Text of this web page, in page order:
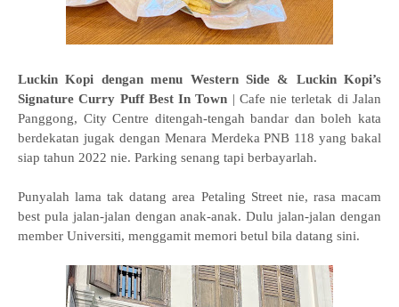
Luckin Kopi dengan menu Western Side & Luckin Kopi’s
Signature Curry Puff Best In Town | Cafe nie terletak di Jalan
Panggong, City Centre ditengah-tengah bandar dan boleh kata
berdekatan jugak dengan Menara Merdeka PNB 118 yang bakal
siap tahun 2022 nie. Parking senang tapi berbayarlah.
Punyalah lama tak datang area Petaling Street nie, rasa macam
best pula jalan-jalan dengan anak-anak. Dulu jalan-jalan dengan
member Universiti, menggamit memori betul bila datang sini.